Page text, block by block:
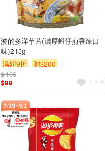
波的多洋芋片(濃厚蚵仔煎香辣口
味)213g
滿額9折
贈$200
$ 106
$99